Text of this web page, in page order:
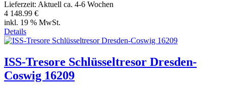
Lieferzeit: Aktuell ca. 4-6 Wochen
4 148.99 €
inkl. 19 % MwSt.
Details
ISS-Tresore Schlüsseltresor Dresden-
Coswig 16209